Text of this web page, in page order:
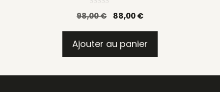
0
s
r
5
98,00€
Le
initial
était :
88,00€Le
actuel
est :
Ajouter au panier